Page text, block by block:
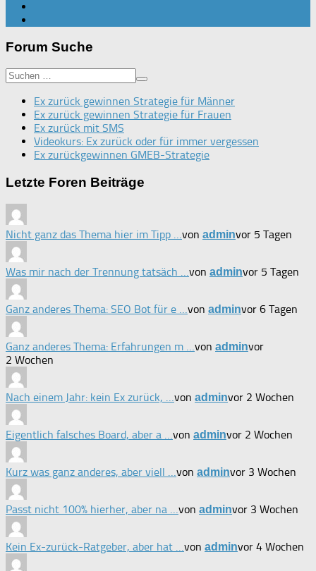
Forum Suche
Ex zurück gewinnen Strategie für Männer
Ex zurück gewinnen Strategie für Frauen
Ex zurück mit SMS
Videokurs: Ex zurück oder für immer vergessen
Ex zurückgewinnen GMEB-Strategie
Letzte Foren Beiträge
Nicht ganz das Thema hier im Tipp … von adminvor 5 Tagen
Was mir nach der Trennung tatsäch … von adminvor 5 Tagen
Ganz anderes Thema: SEO Bot für e … von adminvor 6 Tagen
Ganz anderes Thema: Erfahrungen m … von adminvor
2 Wochen
Nach einem Jahr: kein Ex zurück, … von adminvor 2 Wochen
Eigentlich falsches Board, aber a … von adminvor 2 Wochen
Kurz was ganz anderes, aber viell … von adminvor 3 Wochen
Passt nicht 100% hierher, aber na … von adminvor 3 Wochen
Kein Ex-zurück-Ratgeber, aber hat … von adminvor 4 Wochen